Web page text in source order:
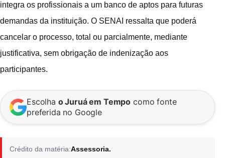
integra os profissionais a um banco de aptos para futuras
demandas da instituição. O SENAI ressalta que poderá
cancelar o processo, total ou parcialmente, mediante
justificativa, sem obrigação de indenização aos
participantes.
Escolha o Juruá em Tempo como fonte
preferida no Google
Crédito da matéria:Assessoria.